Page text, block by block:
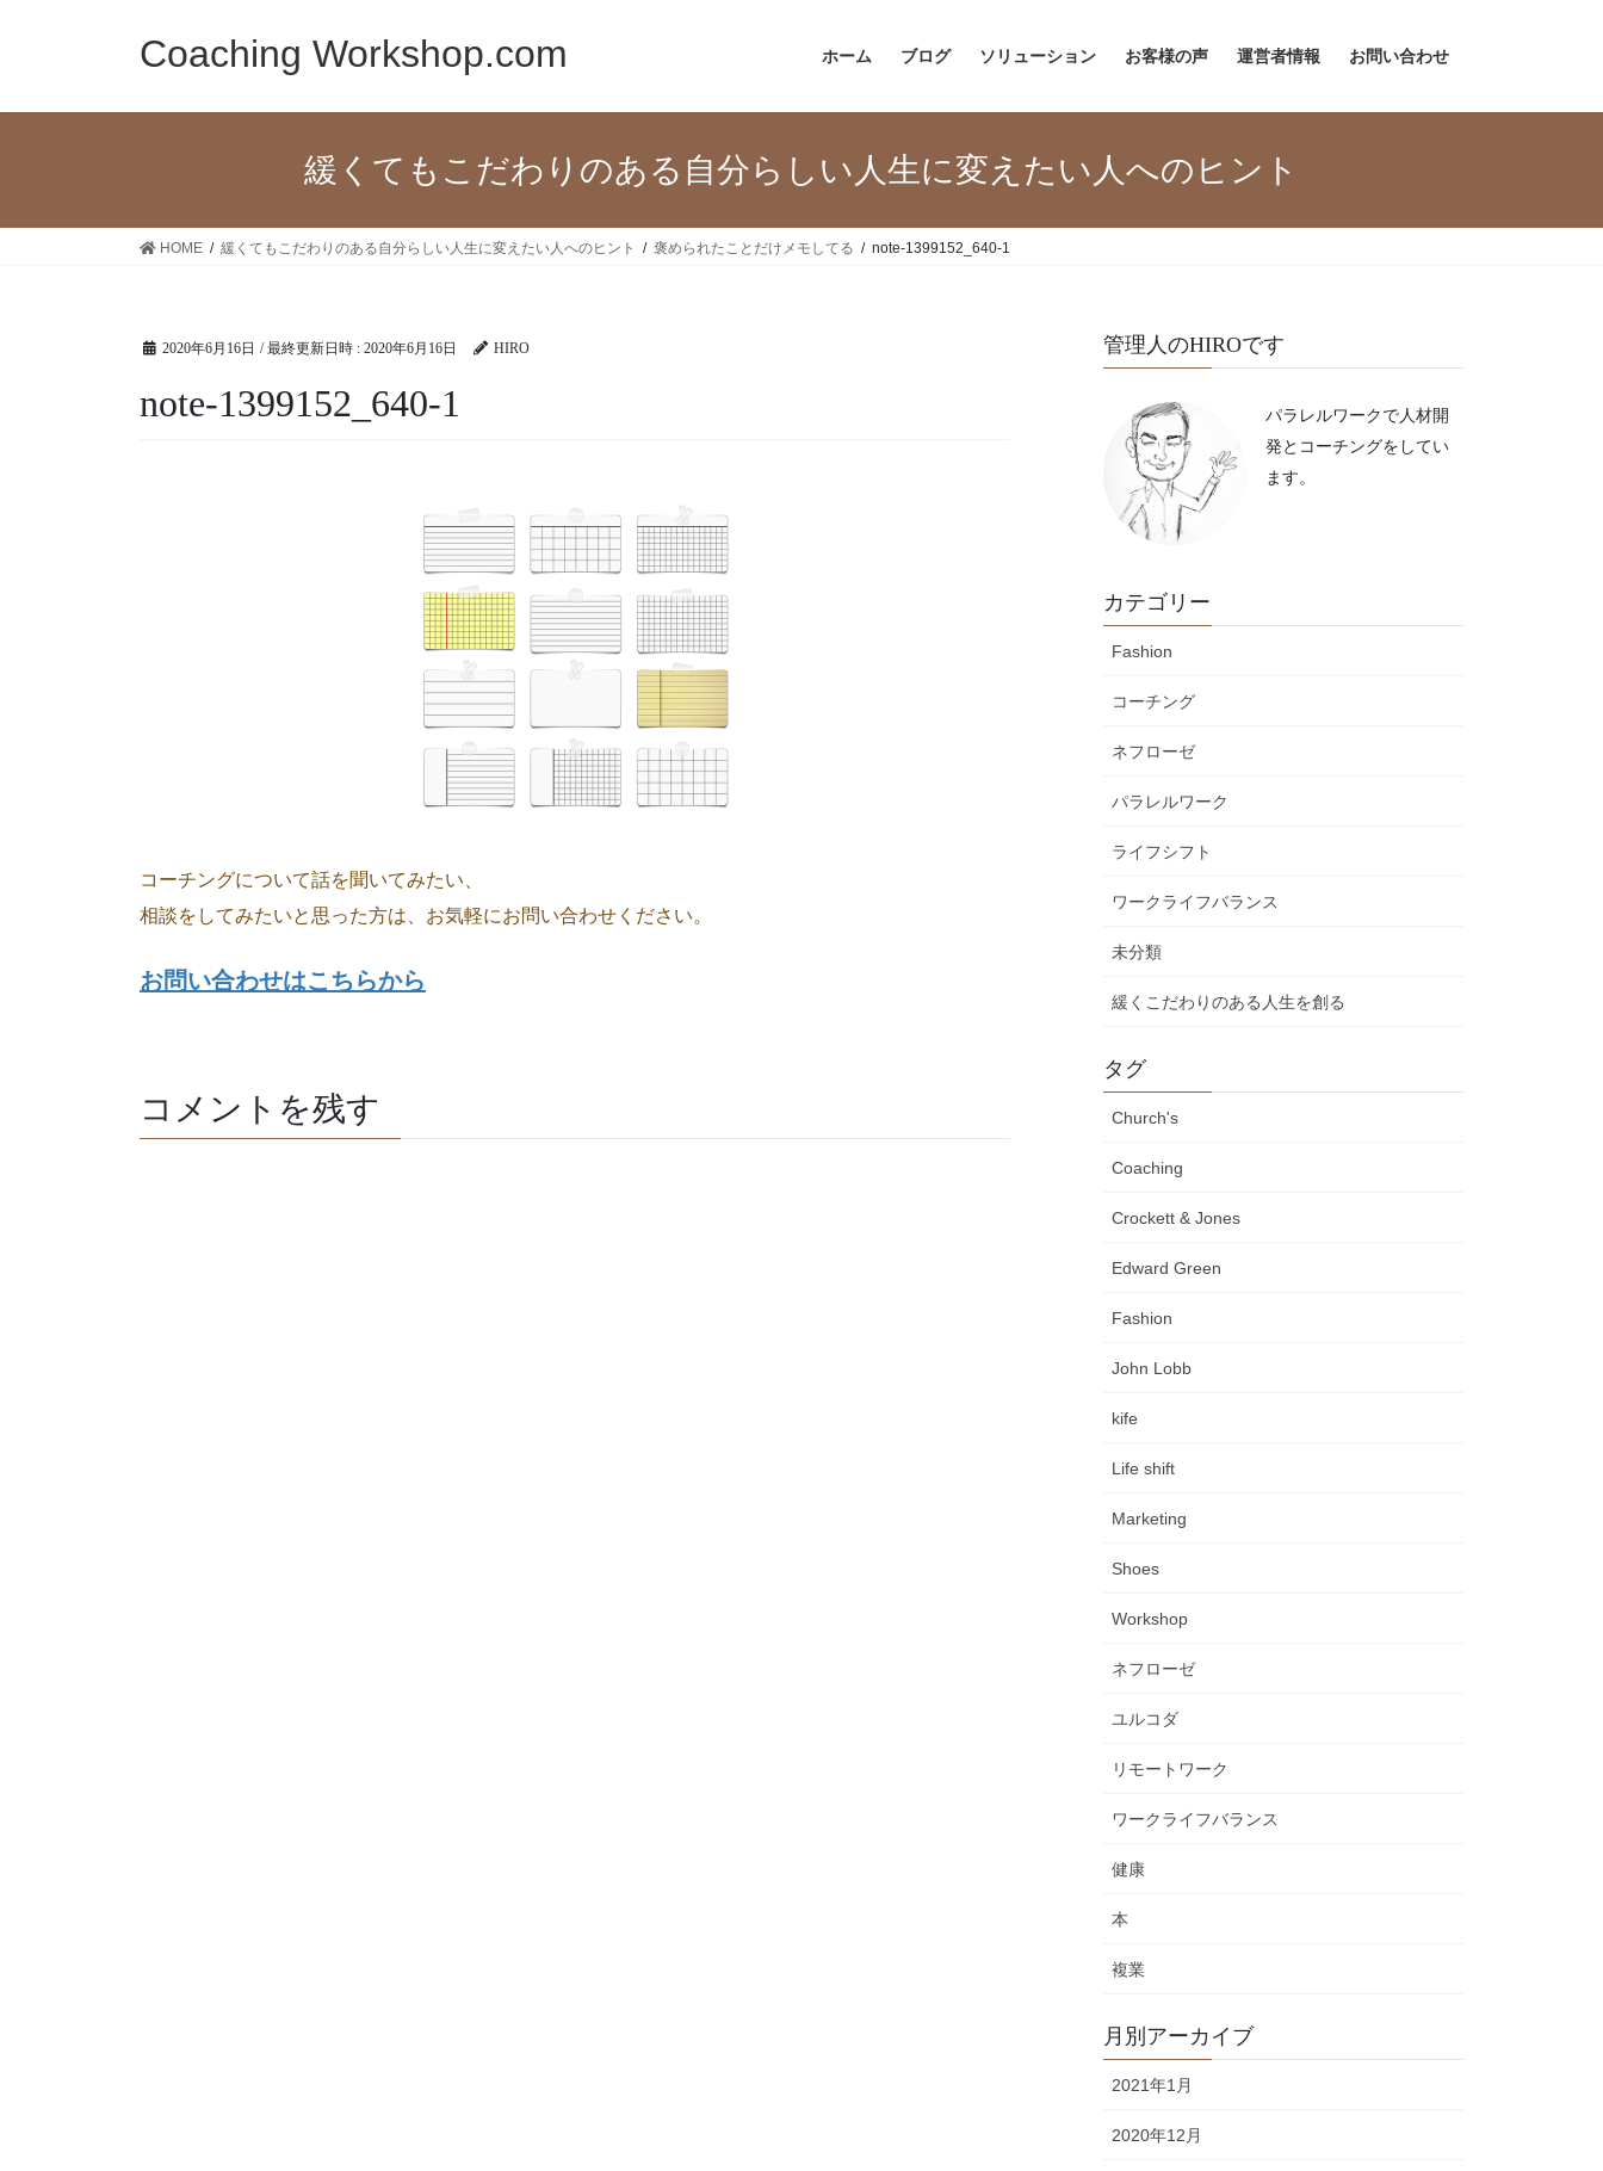
Coaching Workshop.com ホーム ブログ ソリューション お客様の声 運営者情報 お問い合わせ
緩くてもこだわりのある自分らしい人生に変えたい人へのヒント
HOME 緩くてもこだわりのある自分らしい人生に変えたい人へのヒント 褒められたことだけメモしてる note-1399152_640-1
2020年6月16日 / 最終更新日時 : 2020年6月16日 HIRO
note-1399152_640-1
コーチングについて話を聞いてみたい、
相談をしてみたいと思った方は、お気軽にお問い合わせください。
お問い合わせはこちらから
コメントを残す
管理人のHIROです
パラレルワークで人材開
発とコーチングをしてい
ます。
カテゴリー
Fashion
コーチング
ネフローゼ
パラレルワーク
ライフシフト
ワークライフバランス
未分類
緩くこだわりのある人生を創る
タグ
Church's
Coaching
Crockett & Jones
Edward Green
Fashion
John Lobb
kife
Life shift
Marketing
Shoes
Workshop
ネフローゼ
ユルコダ
リモートワーク
ワークライフバランス
健康
本
複業
月別アーカイブ
2021年1月
2020年12月